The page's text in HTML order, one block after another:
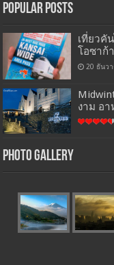
Popular Posts
เที่ยวคั
โอซาก้
20 ธันว
งาม อา
Photo Gallery